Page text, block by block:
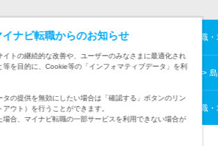
の転職・求人情報TOP ものづくりエンジニアの転職
の転職・求人情報TOP 中国の転職・求人情報一覧
の転職・求人情報TOP ものづくりエンジニアの転職
イナビ転職からのお知らせ
イトの継続的な改善や、ユーザーのみなさまに最適化され
等を目的に、Cookie等の「インフォマティブデータ」を利
タの提供を無効にしたい場合は「確認する」ボタンのリン
ウト）を行うことができます。
合、マイナビ転職の一部サービスを利用できない場合が